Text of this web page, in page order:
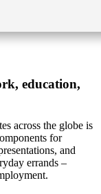
education,
across the globe is
for
and
errands –